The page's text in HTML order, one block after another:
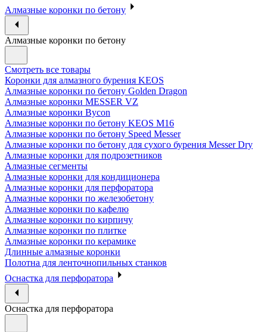
Алмазные коронки по бетону
Алмазные коронки по бетону
Смотреть все товары
Коронки для алмазного бурения KEOS
Алмазные коронки по бетону Golden Dragon
Алмазные коронки MESSER VZ
Алмазные коронки Bycon
Алмазные коронки по бетону KEOS M16
Алмазные коронки по бетону Speed Messer
Алмазные коронки по бетону для сухого бурения Messer Dry
Алмазные коронки для подрозетников
Алмазные сегменты
Алмазные коронки для кондиционера
Алмазные коронки для перфоратора
Алмазные коронки по железобетону
Алмазные коронки по кафелю
Алмазные коронки по кирпичу
Алмазные коронки по плитке
Алмазные коронки по керамике
Длинные алмазные коронки
Полотна для ленточнопильных станков
Оснастка для перфоратора
Оснастка для перфоратора